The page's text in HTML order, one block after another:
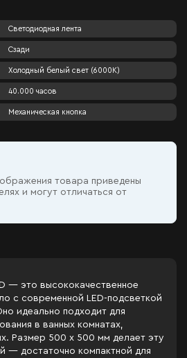
Светодиодная лента
Сзади
Холодный белый свет (6000К)
40.000 часов
Механическая кнопка
товара приведены
и могут отличаться от
— это высококачественное
с современной LED-подсветкой
идеально подходит для
в ванных комнатах,
Размер 500 x 500 мм делает эту
— достаточно компактной для